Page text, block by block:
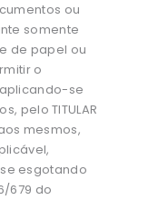
ou
somente
de papel ou
o
aplicando-se
pelo TITULAR
mesmos,
esgotando
679 do